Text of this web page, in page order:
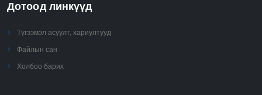
Дотоод линкүүд
Түгээмэл асуулт, хариултууд
Файлын сан
Холбоо барих